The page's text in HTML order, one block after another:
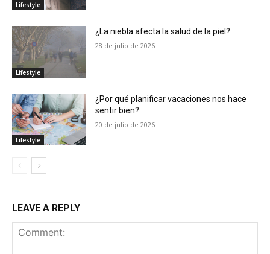
Lifestyle
Lifestyle
¿La niebla afecta la salud de la piel?
28 de julio de 2026
Lifestyle
¿Por qué planificar vacaciones nos hace
sentir bien?
20 de julio de 2026
LEAVE A REPLY